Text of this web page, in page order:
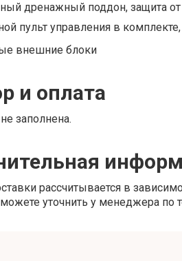
дренажный поддон, защита
пульт управления в
внешние блоки
и оплата
заполнена.
рассчитывается в
уточнить у менеджера по